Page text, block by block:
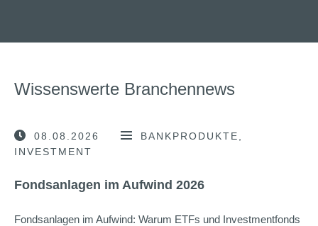
Wissenswerte Branchennews
08.08.2026
BANKPRODUKTE
INVESTMENT
Fondsanlagen im Aufwind 2026
Fondsanlagen im Aufwind: Warum ETFs und Investmentfonds